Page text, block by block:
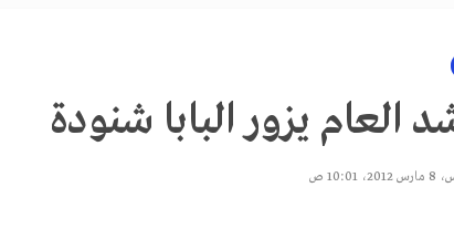
العام يزور البابا شنودة
ص